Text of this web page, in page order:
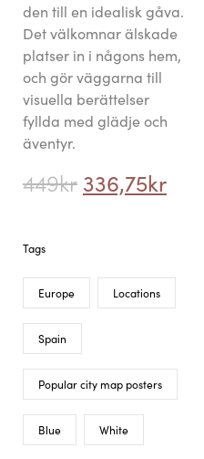
den till en idealisk gåva.
Det välkomnar älskade
platser in i någons hem,
och gör väggarna till
visuella berättelser
fyllda med glädje och
äventyr.
449kr 336,75kr
Tags
Europe Locations
Spain
Popular city map posters
Blue White